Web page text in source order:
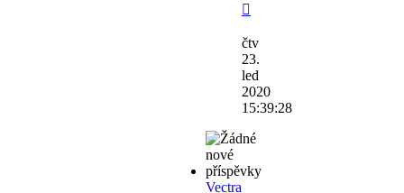
poslední
příspěvek
čtv
23.
led
2020
15:39:28
Vectra